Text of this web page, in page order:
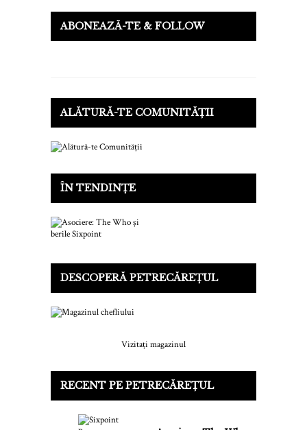
ABONEAZĂ-TE & FOLLOW
ALĂTURĂ-TE COMUNITĂȚII
ÎN TENDINȚE
DESCOPERĂ PETRECĂREȚUL
Vizitați magazinul
RECENT PE PETRECĂREȚUL